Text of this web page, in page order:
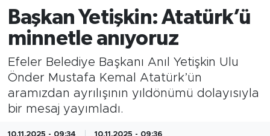
Başkan Yetişkin: Atatürk’ü
minnetle anıyoruz
Efeler Belediye Başkanı Anıl Yetişkin Ulu
Önder Mustafa Kemal Atatürk’ün
aramızdan ayrılışının yıldönümü dolayısıyla
bir mesaj yayımladı.